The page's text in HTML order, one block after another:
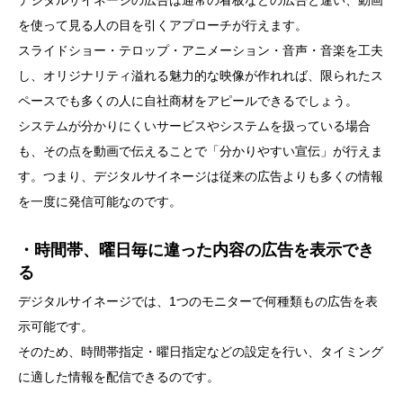
を使って見る人の目を引くアプローチが行えます。
スライドショー・テロップ・アニメーション・音声・音楽を工夫
し、オリジナリティ溢れる魅力的な映像が作れれば、限られたス
ペースでも多くの人に自社商材をアピールできるでしょう。
システムが分かりにくいサービスやシステムを扱っている場合
も、その点を動画で伝えることで「分かりやすい宣伝」が行えま
す。つまり、デジタルサイネージは従来の広告よりも多くの情報
を一度に発信可能なのです。
・時間帯、曜日毎に違った内容の広告を表示でき
る
デジタルサイネージでは、1つのモニターで何種類もの広告を表
示可能です。
そのため、時間帯指定・曜日指定などの設定を行い、タイミング
に適した情報を配信できるのです。